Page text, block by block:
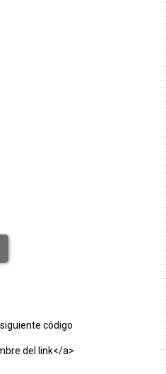
código
del link</a>